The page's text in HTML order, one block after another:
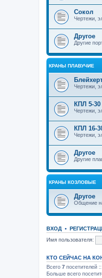
Сокол
Чертежи,
Другое
Другие
КРАНЫ ПЛАВУЧИЕ
Чертежи,
КПЛ 5-30
Чертежи,
КПЛ 16-
Чертежи,
Другое
Другие
КРАНЫ КОЗЛОВЫЕ
Другое
Общение
ВХОД •
Имя пользователя:
КТО СЕЙЧАС НА
Всего 7 посетителей
Больше всего